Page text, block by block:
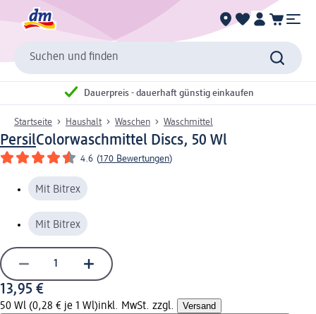
Suchen und finden
Dauerpreis - dauerhaft günstig einkaufen
Startseite Haushalt Waschen Waschmittel
PersilColorwaschmittel Discs, 50 Wl
4.6 (170 Bewertungen)
Mit Bitrex
Mit Bitrex
13,95 €
50 Wl (0,28 € je 1 Wl)inkl. MwSt. zzgl. Versand